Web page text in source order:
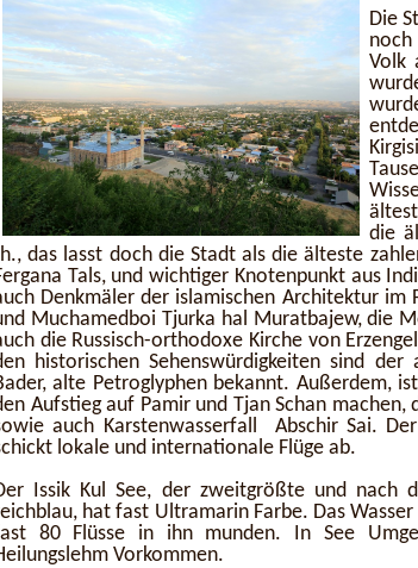
Die
Volk
die
das lasst doch die Stadt als die älteste
Tals, und wichtiger Knotenpunkt aus
Denkmäler der islamischen Architektur im
Muchamedboi Tjurka hal Muratbajew, die
die Russisch-orthodoxe Kirche von
historischen Sehenswürdigkeiten sind
alte Petroglyphen bekannt. Außerdem,
Aufstieg auf Pamir und Tjan Schan
auch Karstenwasserfall Abschir Sai.
lokale und internationale Flüge ab.
Issik Kul See, der zweitgrößte und nach
hat fast Ultramarin Farbe. Das
80 Flüsse in ihn munden. In See
Vorkommen.